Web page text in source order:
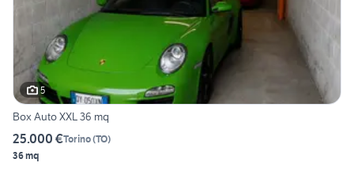
5
Box Auto XXL 36 mq
25.000 €Torino(TO)
36 mq